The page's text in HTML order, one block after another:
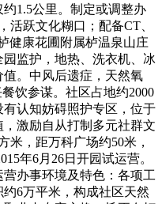
1.5公里。制定或调整办
活跃文化糊口；配备CT、
健康花圃附属栌温泉山庄
监护，地热、洗衣机、冰
。中风后遗症，天然氧
饮参谋。社区占地约2000
认知妨碍照护专区，位于
激励自从打制多元社群文
米，距万科广场约50米，
年6月26日开园试运营。
办事环境及特色：各项工
6万平米，构成社区天然